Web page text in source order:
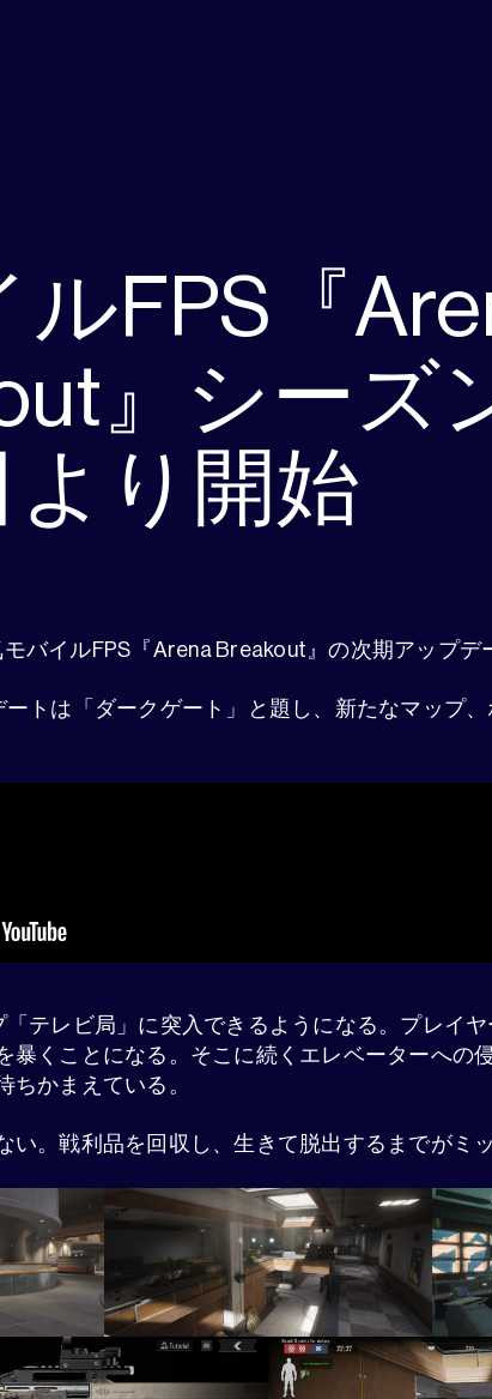
ルFPS『
』シーズ
より開始
バイルFPS『Arena Breakout』の次期アップデ
ートは「ダークゲート」と題し、新たなマップ
テレビ局」に突入できるようになる。プレイ
暴くことになる。そこに続くエレベーターへの
ちかまえている。
い。戦利品を回収し、生きて脱出するまでがミ